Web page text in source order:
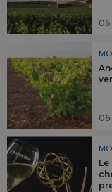
06
06